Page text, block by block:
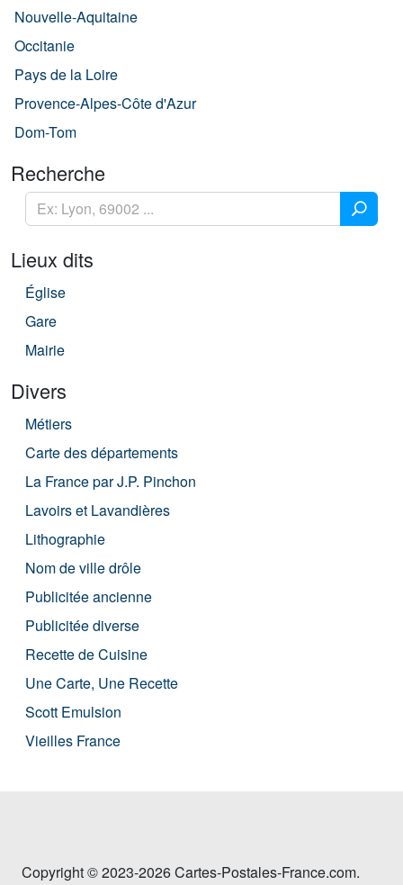
Nouvelle-Aquitaine
Occitanie
Pays de la Loire
Provence-Alpes-Côte d'Azur
Dom-Tom
Recherche
Lieux dits
Église
Gare
Mairie
Divers
Métiers
Carte des départements
La France par J.P. Pinchon
Lavoirs et Lavandières
Lithographie
Nom de ville drôle
Publicitée ancienne
Publicitée diverse
Recette de Cuisine
Une Carte, Une Recette
Scott Emulsion
Vieilles France
Copyright © 2023-2026 Cartes-Postales-France.com.